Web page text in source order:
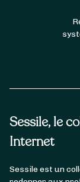
Sessile, le
Internet
Sessile est un